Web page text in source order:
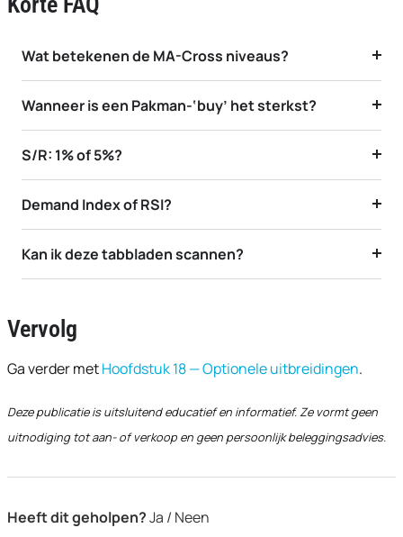
Wat betekenen de MA-Cross niveaus?
Wanneer is een Pakman-‘buy’ het sterkst?
S/R: 1% of 5%?
Demand Index of RSI?
Kan ik deze tabbladen scannen?
Vervolg
Ga verder metHoofdstuk 18 — Optionele uitbreidingen.
Deze publicatie is uitsluitend educatief en informatief. Ze vormt geen
uitnodiging tot aan- of verkoop en geen persoonlijk beleggingsadvies.
Heeft dit geholpen?Ja / Neen